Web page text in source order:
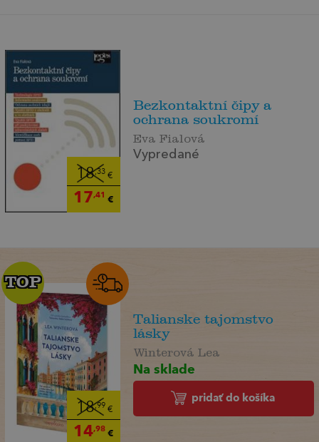
18,33€
17,41 €
Bezkontaktní čipy a
ochrana soukromí
Eva Fialová
Vypredané
18,99 €
14,98€
TOP
TOP
Talianske tajomstvo
lásky
Winterová Lea
Na sklade
pridať do košíka